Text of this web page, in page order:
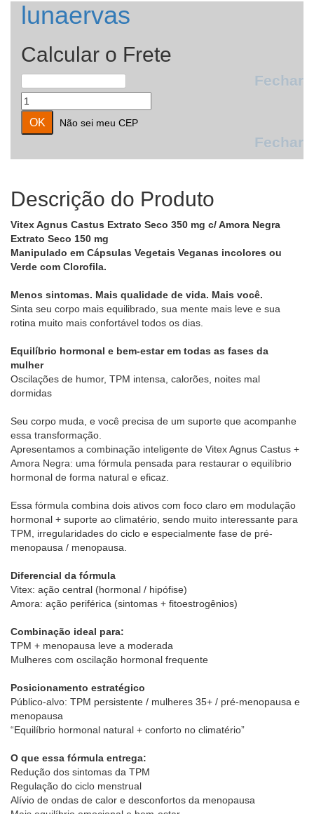
lunaervas
Calcular o Frete
Fechar
Não sei meu CEP
Fechar
Descrição do Produto
Vitex Agnus Castus Extrato Seco 350 mg c/ Amora Negra
Extrato Seco 150 mg
Manipulado em Cápsulas Vegetais Veganas incolores ou
Verde com Clorofila.
Menos sintomas. Mais qualidade de vida. Mais você.
Sinta seu corpo mais equilibrado, sua mente mais leve e sua
rotina muito mais confortável todos os dias.
Equilíbrio hormonal e bem-estar em todas as fases da
mulher
Oscilações de humor, TPM intensa, calorões, noites mal
dormidas
Seu corpo muda, e você precisa de um suporte que acompanhe
essa transformação.
Apresentamos a combinação inteligente de Vitex Agnus Castus +
Amora Negra: uma fórmula pensada para restaurar o equilíbrio
hormonal de forma natural e eficaz.
Essa fórmula combina dois ativos com foco claro em modulação
hormonal + suporte ao climatério, sendo muito interessante para
TPM, irregularidades do ciclo e especialmente fase de pré-
menopausa / menopausa.
Diferencial da fórmula
Vitex: ação central (hormonal / hipófise)
Amora: ação periférica (sintomas + fitoestrogênios)
Combinação ideal para:
TPM + menopausa leve a moderada
Mulheres com oscilação hormonal frequente
Posicionamento estratégico
Público-alvo: TPM persistente / mulheres 35+ / pré-menopausa e
menopausa
“Equilíbrio hormonal natural + conforto no climatério”
O que essa fórmula entrega:
Redução dos sintomas da TPM
Regulação do ciclo menstrual
Alívio de ondas de calor e desconfortos da menopausa